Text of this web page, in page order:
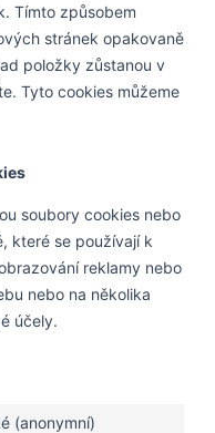
Tímto způsobem
stránek opakovaně
položky zůstanou v
Tyto cookies můžeme
soubory cookies nebo
které se používají k
reklamy nebo
nebo na několika
účely.
(anonymní)